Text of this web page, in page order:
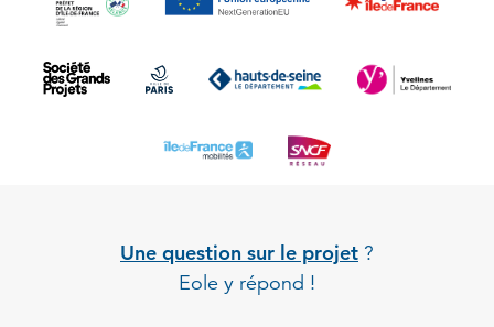
Une question sur le projet ?
Eole y répond !